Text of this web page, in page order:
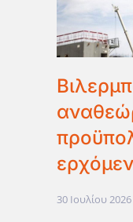
30 Ιουλίου 2026